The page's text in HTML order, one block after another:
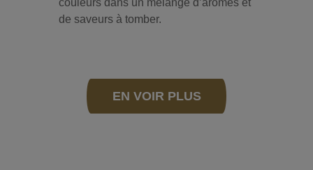
de saveurs à tomber.
EN VOIR PLUS